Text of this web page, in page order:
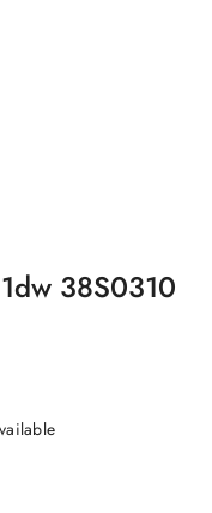
38S0310